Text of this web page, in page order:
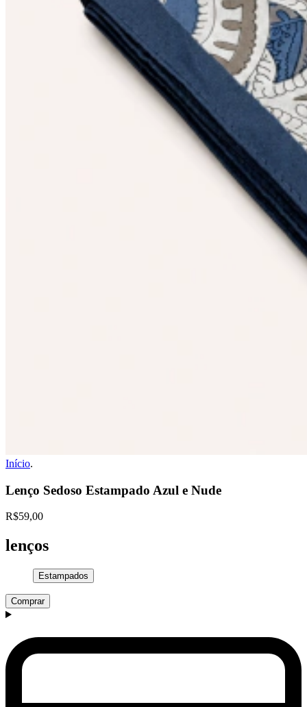
Início.
Lenço Sedoso Estampado Azul e Nude
R$59,00
lenços
Estampados
Comprar